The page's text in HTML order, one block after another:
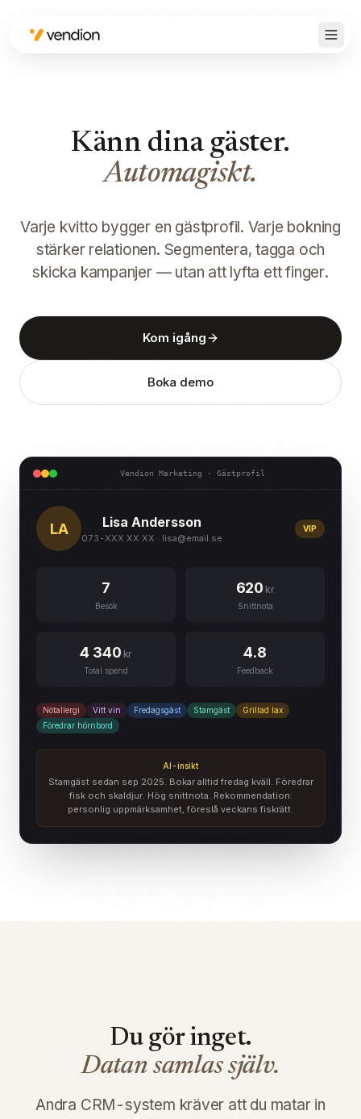
Känn dina gäster.
Automagiskt.
Varje kvitto bygger en gästprofil. Varje bokning
stärker relationen. Segmentera, tagga och
skicka kampanjer — utan att lyfta ett finger.
Kom igång
Boka demo
Vendion Marketing · Gästprofil
LA Lisa Andersson
073-XXX XX XX · lisa@email.se
VIP
7
Besök
620 kr
Snittnota
4 340 kr
Total spend
4.8
Feedback
Nötallergi Vitt vin Fredagsgäst Stamgäst
Grillad lax
Föredrar hörnbord
AI-insikt
Stamgäst sedan sep 2025. Bokar alltid fredag kväll. Föredrar
fisk och skaldjur. Hög snittnota. Rekommendation:
personlig uppmärksamhet, föreslå veckans fiskrätt.
Du gör inget.
Datan samlas själv.
Andra CRM-system kräver att du matar in